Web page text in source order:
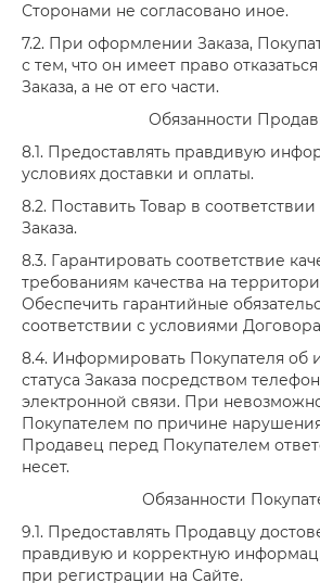
Сторонами не согласовано иное.
7.2. При оформлении Заказа,
с тем, что он имеет право
Заказа, а не от его части.
Обязанности
8.1. Предоставлять правдивую
условиях доставки и оплаты.
8.2. Поставить Товар в
Заказа.
8.3. Гарантировать соответствие
требованиям качества на
Обеспечить гарантийные
соответствии с условиями
8.4. Информировать Покупателя об
статуса Заказа посредством
электронной связи. При
Покупателем по причине
Продавец перед Покупателем
несет.
Обязанности
9.1. Предоставлять Продавцу
правдивую и корректную
при регистрации на Сайте.